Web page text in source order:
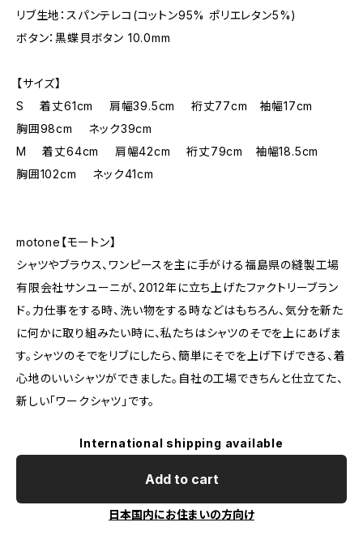
リブ生地：スパンテレコ(コットン95% ポリエレタン5%)
ボタン：黒蝶貝ボタン 10.0mm
【サイズ】
S 着丈61cm 肩幅39.5cm 裄丈77cm 袖幅17cm
胸囲98cm ネック39cm
M 着丈64cm 肩幅42cm 裄丈79cm 袖幅18.5cm
胸囲102cm ネック41cm
motone【モートン】
シャツやブラウス、ワンピースを主に手がける福島県の縫製工場
有限会社サンユーニが、2012年に立ち上げたファクトリーブラン
ド。力仕事をする時、洗い物をする時などはもちろん、気分を新た
に何かに取り組みたい時に、私たちはシャツのそでを上にあげま
す。シャツのそでをリブにしたら、簡単にそでを上げ下げできる、着
心地のいいシャツができました。自社の工場できちんと仕立てた、
新しい「ワークシャツ」です。
International shipping available
Add to cart
日本国内にお住まいの方向け